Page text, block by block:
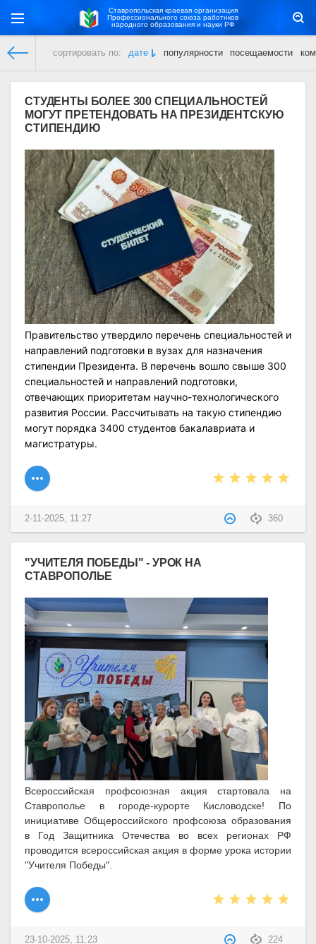
Ставропольская краевая организация
Профессионального союза работнков
народного образования и науки РФ
сортировать по: дате популярности посещаемости
СТУДЕНТЫ БОЛЕЕ 300 СПЕЦИАЛЬНОСТЕЙ
МОГУТ ПРЕТЕНДОВАТЬ НА ПРЕЗИДЕНТСКУЮ
СТИПЕНДИЮ
Правительство утвердило перечень специальностей и
направлений подготовки в вузах для назначения
стипендии Президента. В перечень вошло свыше 300
специальностей и направлений подготовки,
отвечающих приоритетам научно-технологического
развития России. Рассчитывать на такую стипендию
могут порядка 3400 студентов бакалавриата и
магистратуры.
360
2-11-2025, 11:27
"УЧИТЕЛЯ ПОБЕДЫ" - УРОК НА
СТАВРОПОЛЬЕ
Всероссийская профсоюзная акция стартовала на
Ставрополье в городе-курорте Кисловодске! По
инициативе Общероссийского профсоюза образования
в Год Защитника Отечества во всех регионах РФ
проводится всероссийская акция в форме урока истории
"Учителя Победы".
224
23-10-2025, 11:23